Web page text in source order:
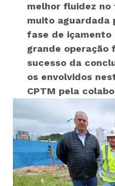
melhor fluidez
muito aguardada
fase de içamento
grande operação
sucesso da
os envolvidos
CPTM pela